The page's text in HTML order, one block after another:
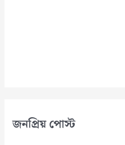
জনপ্রিয় পোস্ট